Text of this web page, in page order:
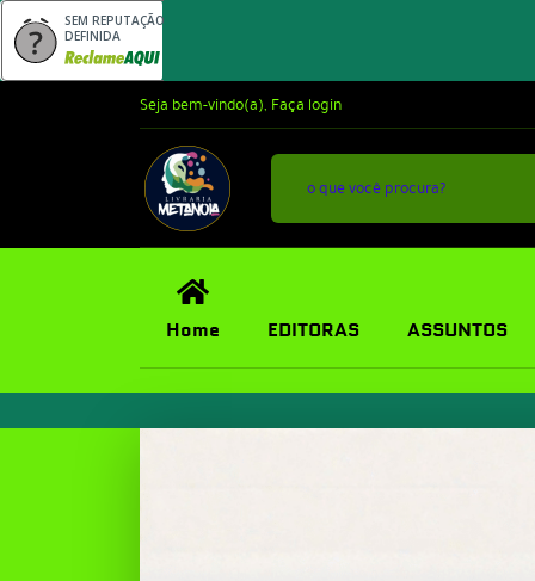
SEM REPUTAÇÃO
DEFINIDA
Seja bem-vindo(a), Faça login
Home EDITORAS ASSUNTOS